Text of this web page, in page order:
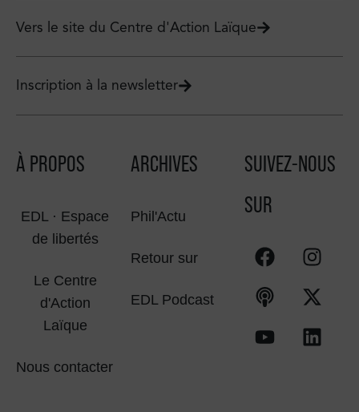
Vers le site du Centre d'Action Laïque
Inscription à la newsletter
À PROPOS
EDL · Espace
de libertés
Le Centre
d'Action
Laïque
Nous contacter
ARCHIVES
Phil'Actu
Retour sur
EDL Podcast
SUIVEZ-NOUS
SUR